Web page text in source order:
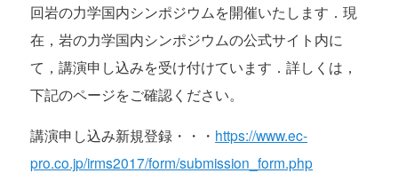
回岩の力学国内シンポジウムを開催いたします．現
在，岩の力学国内シンポジウムの公式サイト内に
て，講演申し込みを受け付けています．詳しくは，
下記のページをご確認ください。
講演申し込み新規登録・・・ https://www.ec-
pro.co.jp/irms2017/form/submission_form.php